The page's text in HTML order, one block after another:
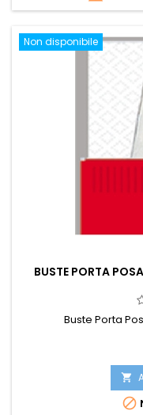
Non disponibile
BUSTE PORTA
Buste Porta

